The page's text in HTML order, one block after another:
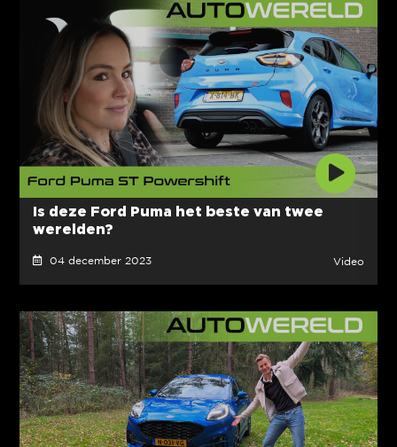
Is deze Ford Puma het beste van twee
werelden?
04 december 2023 Video